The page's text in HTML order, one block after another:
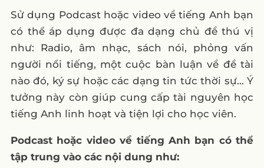
Sử dụng Podcast hoặc video về tiếng Anh bạn
có thể áp dụng được đa dạng chủ đề thú vị
như: Radio, âm nhạc, sách nói, phỏng vấn
người nổi tiếng, một cuộc bàn luận về đề tài
nào đó, ký sự hoặc các dạng tin tức thời sự… Ý
tưởng này còn giúp cung cấp tài nguyên học
tiếng Anh linh hoạt và tiện lợi cho học viên.
Podcast hoặc video về tiếng Anh bạn có thể
tập trung vào các nội dung như: